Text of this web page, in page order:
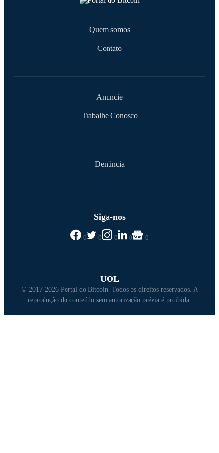
Quem somos
Contato
Anuncie
Trabalhe Conosco
Denúncia
Siga-nos
0 0 0 0 0
UOL
© 2017-2026 Portal do Bitcoin. Todos os direitos reservados. A
reprodução do conteúdo sem autorização prévia é proibida.